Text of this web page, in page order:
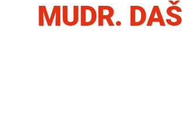
MUDR.